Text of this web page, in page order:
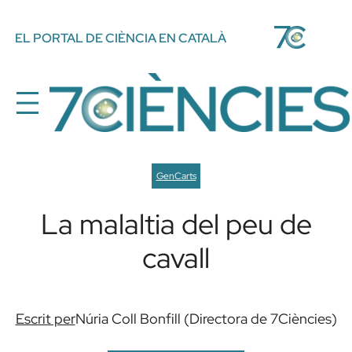
EL PORTAL DE CIÈNCIA EN CATALÀ
GenCarts
La malaltia del peu de
cavall
Escrit perNúria Coll Bonfill (Directora de 7Ciències)